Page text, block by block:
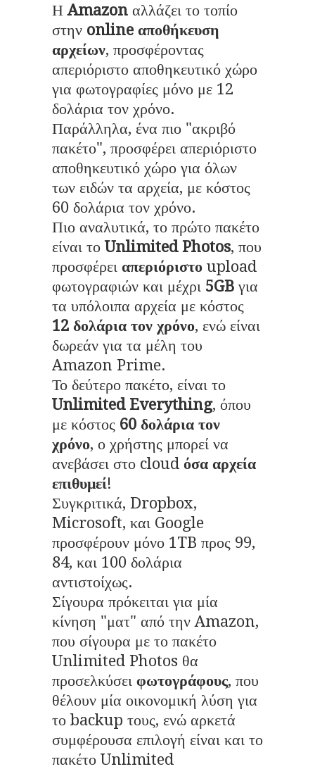
ΗAmazon αλλάζει το τοπίο
στην online αποθήκευση
αρχείων, προσφέροντας
απεριόριστο αποθηκευτικό χώρο
για φωτογραφίες μόνο με 12
δολάρια τον χρόνο.
Παράλληλα, ένα πιο "ακριβό
πακέτο", προσφέρει απεριόριστο
αποθηκευτικό χώρο για όλων
των ειδών τα αρχεία, με κόστος
60 δολάρια τον χρόνο.
Πιο αναλυτικά, το πρώτο πακέτο
είναι το Unlimited Photos, που
προσφέρει απεριόριστο upload
φωτογραφιών και μέχρι 5GB για
τα υπόλοιπα αρχεία με κόστος
12 δολάρια τον χρόνο, ενώ είναι
δωρεάν για τα μέλη του
Amazon Prime.
Το δεύτερο πακέτο, είναι το
Unlimited Everything, όπου
με κόστος 60 δολάρια τον
χρόνο, ο χρήστης μπορεί να
ανεβάσει στο cloud όσα αρχεία
επιθυμεί!
Συγκριτικά, Dropbox,
Microsoft, και Google
προσφέρουν μόνο 1TB προς 99,
84, και 100 δολάρια
αντιστοίχως.
Σίγουρα πρόκειται για μία
κίνηση "ματ" από την Amazon,
που σίγουρα με το πακέτο
Unlimited Photos θα
προσελκύσει φωτογράφους, που
θέλουν μία οικονομική λύση για
το backup τους, ενώ αρκετά
συμφέρουσα επιλογή είναι και το
πακέτο Unlimited